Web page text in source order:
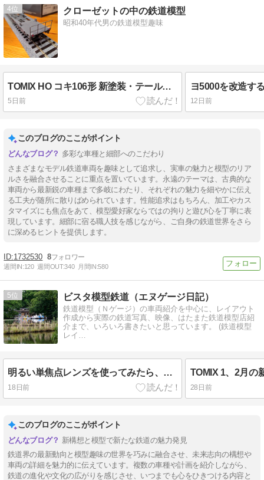
4 クローゼットの中の鉄道模型
昭和40年代男の鉄道模型趣味
TOMIX HO コキ106形 新塗装・テールライト付 ２両目
5日前
ヨ5000を改造す
12日前
このブログのここがポイント
多彩な車種と細部へのこだわり
さまざまなモデル鉄道車両を趣味として追求し、実車の魅力と模型のリア
ルさを融合させることに重点を置いています。永遠のテーマは、古典的な
車両から最新鋭の車種まで多岐にわたり、それぞれの魅力を細やかに伝え
る工夫が随所に散りばめられています。性能追求はもちろん、加工やカス
タマイズにも焦点をあて、模型愛好家ならではの拘りと遊び心を丁寧に表
現しています。細部に宿る職人技を感じながら、ご自身の鉄道世界をさら
に深めるヒントを提供します。
1732530 8
週間IN:120 週間OUT:340 月間IN:580
5 ビスタ模型鉄道（エヌゲージ日記）
鉄道模型（Ｎゲージ）の車両紹介を中心に、レイアウト
作成から実際の鉄道写真、映像、はたまた鉄道模型店紹
介まで、いろいろ書きたいと思っています。 (鉄道模型
レイ…
明るい単焦点レンズを使ってみたら、レンズ沼の畔に立っていた
18日前
TOMIX 1、2月の
28日前
このブログのここがポイント
新構想と模型で新たな鉄道の魅力発見
鉄道界の最新動向と模型趣味の世界を巧みに融合させ、未来志向の構想や
車両の詳細を魅力的に伝えています。複数の車種や計画を紹介しながら、
鉄道の進化や文化の広がりを感じさせ、いつまでも心をひきつける内容と